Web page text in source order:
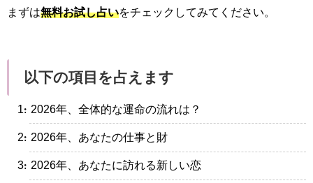
まずは無料お試し占いをチェックしてみてください。
以下の項目を占えます
・2026年、全体的な運命の流れは？
・2026年、あなたの仕事と財
・2026年、あなたに訪れる新しい恋